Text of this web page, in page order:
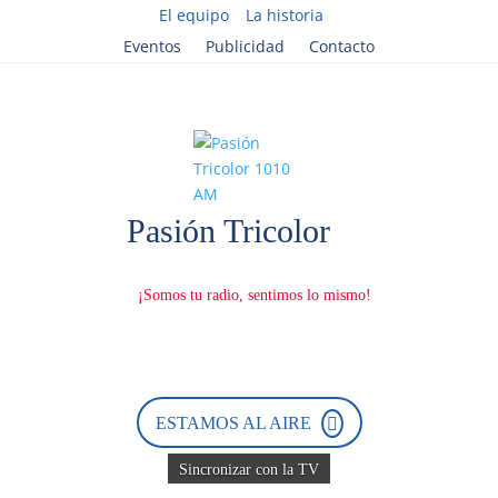
El equipo
La historia
Eventos
Publicidad Contacto
r
g
á
n
ESTAMOS AL AIRE
Sincronizar con la TV